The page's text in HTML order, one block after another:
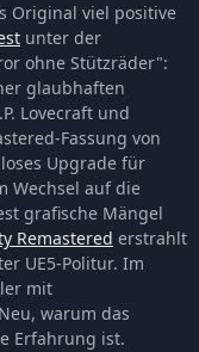
Original viel positive
unter der
ohne Stützräder":
glaubhaften
Lovecraft und
Fassung von
Upgrade für
Wechsel auf die
grafische Mängel
Remastered erstrahlt
UE5-Politur. Im
mit
warum das
Erfahrung ist.